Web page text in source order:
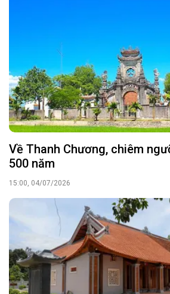
Về Thanh Chương, chiêm
500 năm
15:00, 04/07/2026